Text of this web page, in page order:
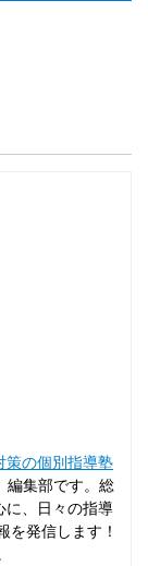
策の個別指導塾
編集部です。総
に、日々の指導
を発信します！